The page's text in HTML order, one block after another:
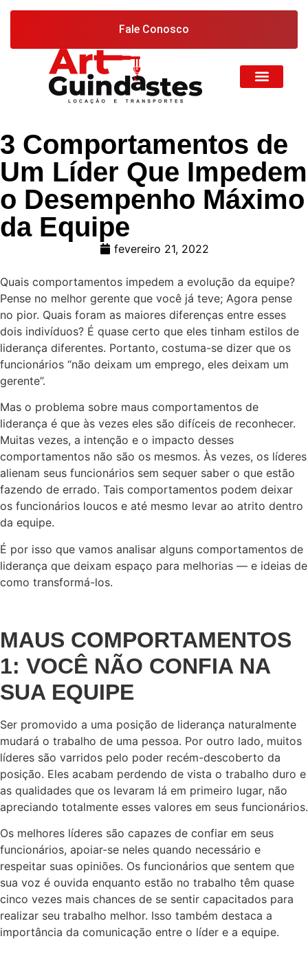
Fale Conosco
3 Comportamentos de
Um Líder Que Impedem
o Desempenho Máximo
da Equipe
fevereiro 21, 2022
Quais comportamentos impedem a evolução da equipe?
Pense no melhor gerente que você já teve; Agora pense
no pior. Quais foram as maiores diferenças entre esses
dois indivíduos? É quase certo que eles tinham estilos de
liderança diferentes. Portanto, costuma-se dizer que os
funcionários “não deixam um emprego, eles deixam um
gerente”.
Mas o problema sobre maus comportamentos de
liderança é que às vezes eles são difíceis de reconhecer.
Muitas vezes, a intenção e o impacto desses
comportamentos não são os mesmos. Às vezes, os líderes
alienam seus funcionários sem sequer saber o que estão
fazendo de errado. Tais comportamentos podem deixar
os funcionários loucos e até mesmo levar ao atrito dentro
da equipe.
É por isso que vamos analisar alguns comportamentos de
liderança que deixam espaço para melhorias — e ideias de
como transformá-los.
MAUS COMPORTAMENTOS
1: VOCÊ NÃO CONFIA NA
SUA EQUIPE
Ser promovido a uma posição de liderança naturalmente
mudará o trabalho de uma pessoa. Por outro lado, muitos
líderes são varridos pelo poder recém-descoberto da
posição. Eles acabam perdendo de vista o trabalho duro e
as qualidades que os levaram lá em primeiro lugar, não
apreciando totalmente esses valores em seus funcionários.
Os melhores líderes são capazes de confiar em seus
funcionários, apoiar-se neles quando necessário e
respeitar suas opiniões. Os funcionários que sentem que
sua voz é ouvida enquanto estão no trabalho têm quase
cinco vezes mais chances de se sentir capacitados para
realizar seu trabalho melhor. Isso também destaca a
importância da comunicação entre o líder e a equipe.